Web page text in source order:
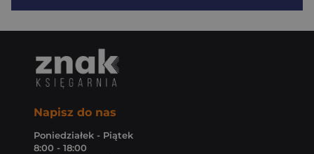
Napisz do nas
Poniedziałek - Piątek
8:00 - 18:00